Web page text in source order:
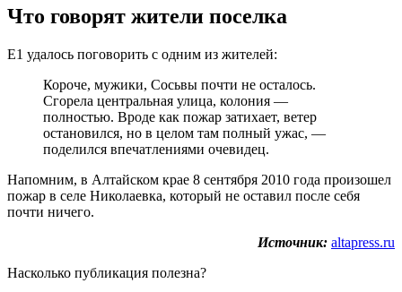
Что говорят жители поселка
Е1 удалось поговорить с одним из жителей:
Короче, мужики, Сосьвы почти не осталось.
Сгорела центральная улица, колония —
полностью. Вроде как пожар затихает, ветер
остановился, но в целом там полный ужас, —
поделился впечатлениями очевидец.
Напомним, в Алтайском крае 8 сентября 2010 года произошел
пожар в селе Николаевка, который не оставил после себя
почти ничего.
Источник: altapress.ru
Насколько публикация полезна?